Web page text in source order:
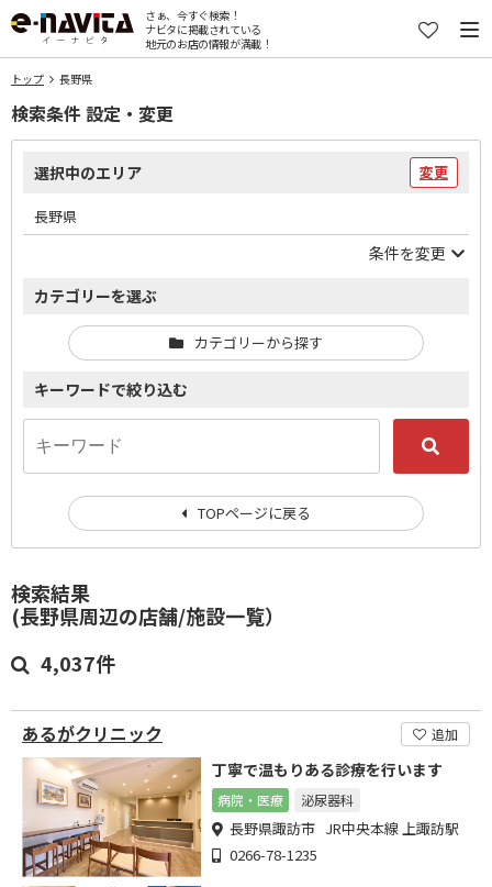
さぁ、今すぐ検索！
ナビタに掲載されている
地元のお店の情報が満載！
トップ 長野県
検索結果
(長野県周辺の店舗/施設一覧）
4,037件
あるがクリニック 追加
丁寧で温もりある診療を行います
病院・医療 泌尿器科
長野県諏訪市 JR中央本線 上諏訪駅
0266-78-1235
検索条件 設定・変更
選択中のエリア 変更
長野県
条件を変更
カテゴリーを選ぶ
カテゴリーから探す
キーワードで絞り込む
TOPページに戻る